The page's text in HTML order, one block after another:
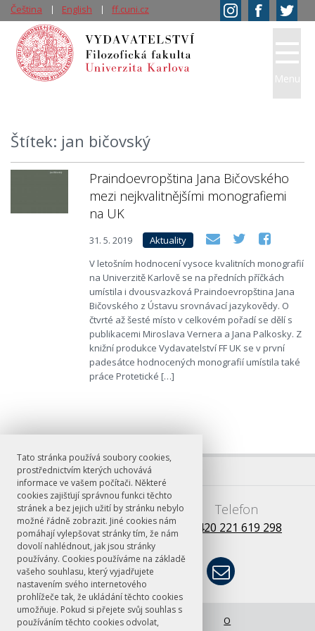
Tato stránka používá soubory cookies,
prostřednictvím kterých uchovává
informace ve vašem počítači. Některé
cookies zajišťují správnou funkci těchto
stránek a bez jejich užití by stránku nebylo
možné řádně zobrazit. Jiné cookies nám
pomáhají vylepšovat stránky tím, že nám
dovolí nahlédnout, jak jsou stránky
používány. Cookies používáme na základě
vašeho souhlasu, který vyjadřujete
nastavením svého internetového
prohlížeče tak, že ukládání těchto cookies
umožňuje. Pokud si přejete svůj souhlas s
používáním těchto cookies odvolat,
Štítek: jan bičovský
Praindoevropština Jana Bičovského
mezi nejkvalitnějšími monografiemi
na UK
31. 5. 2019
Aktuality
V letošním hodnocení vysoce kvalitních monografií
na Univerzitě Karlově se na předních příčkách
umístila i dvousvazková Praindoevropština Jana
Bičovského z Ústavu srovnávací jazykovědy. O
čtvrté až šesté místo v celkovém pořadí se dělí s
publikacemi Miroslava Vernera a Jana Palkosky. Z
knižní produkce Vydavatelství FF UK se v první
padesátce hodnocených monografií umístila také
práce Protetické […]
Menu
Čeština English ff.cuni.cz
E-mail
books@ff.cuni.cz
Telefon
+420 221 619 298
© FF UK 2026 Úvodní stránka
O